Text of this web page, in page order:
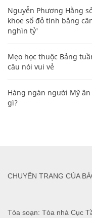
Nguyễn Phương Hằng
khoe sổ đỏ tính bằng
nghìn tỷ'
Mẹo học thuộc Bảng
câu nói vui vẻ
Hàng ngàn người Mỹ ân
gì?
Tòa soạn: Tòa nhà Cục
CHUYÊN TRANG CỦA